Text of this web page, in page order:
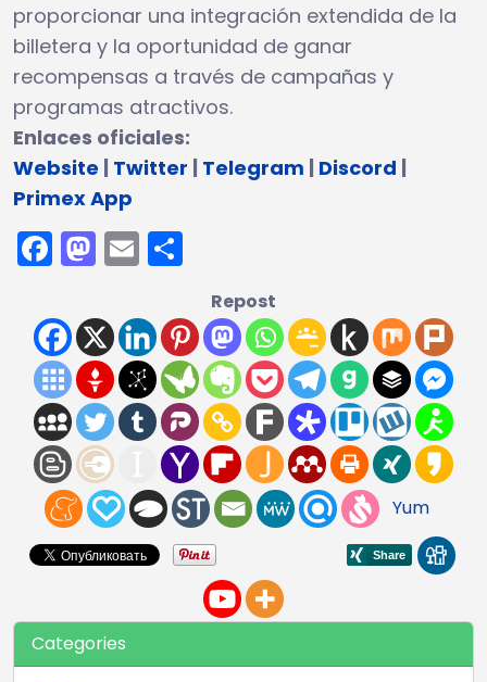
proporcionar una integración extendida de la
billetera y la oportunidad de ganar
recompensas a través de campañas y
programas atractivos.
Enlaces oficiales:
Website | Twitter | Telegram | Discord |
Primex App
Facebook
Mastodon
Email
Repost
Yum
Categories